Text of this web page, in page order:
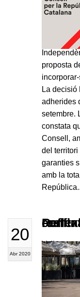
proposta
La decisió
adherides
setembre.
constata
Consell,
del territori
garanties
amb la
20
Abr 2020
Reflexions al voltant de la
Vull